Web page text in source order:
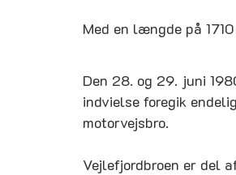
Med en længde på
Den 28. og 29. juni
indvielse foregik
motorvejsbro.
Vejlefjordbroen er del